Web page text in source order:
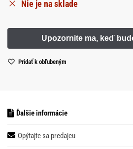
Nie je na sklade
Pridať k obľubeným
Ďalšie informácie
Opýtajte sa predajcu